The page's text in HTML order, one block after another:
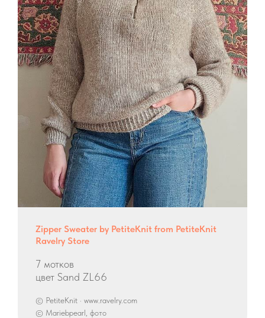
Zipper Sweater by PetiteKnit from PetiteKnit
Ravelry Store
7 мотков
цвет Sand ZL66
© PetiteKnit · www.ravelry.com
© Mariebpearl, фото